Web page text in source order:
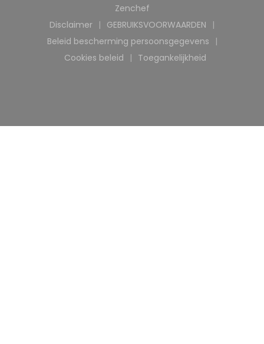
Zenchef((opent in een nieuw
Disclaimer
((opent in een nieuw venster))
GEBRUIKSVOORWAARDEN
((opent in een nieuw
Beleid bescherming persoonsgegevens
((opent in een nieuw venster))
Cookies beleid
((opent in een nieuw venster))
Toegankelijkheid
((opent in een nieuw